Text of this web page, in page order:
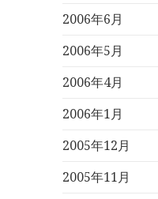
2006年6月
2006年5月
2006年4月
2006年1月
2005年12月
2005年11月